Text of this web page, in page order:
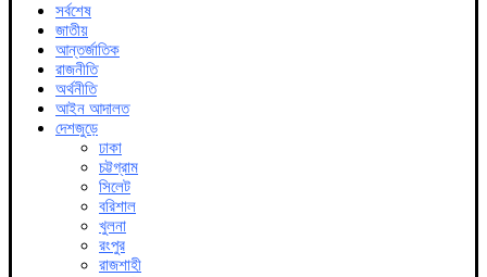
সর্বশেষ
জাতীয়
আন্তর্জাতিক
রাজনীতি
অর্থনীতি
আইন আদালত
দেশজুড়ে
ঢাকা
চট্টগ্রাম
সিলেট
বরিশাল
খুলনা
রংপুর
রাজশাহী